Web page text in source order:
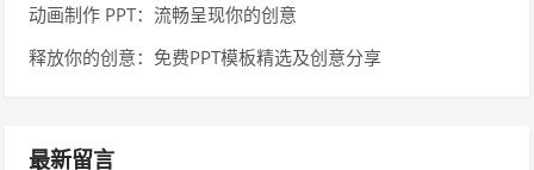
动画制作 PPT：流畅呈现你的创意
释放你的创意：免费PPT模板精选及创意分享
最新留言